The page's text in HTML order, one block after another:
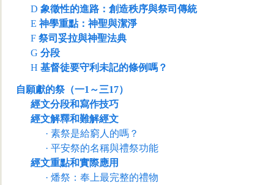
D 象徵性的進路：創造秩序與祭司傳統
E 神學重點：神聖與潔淨
F 祭司妥拉與神聖法典
G 分段
H 基督徒要守利未記的條例嗎？
自願獻的祭（一1～三17）
經文分段和寫作技巧
經文解釋和難解經文
· 素祭是給窮人的嗎？
· 平安祭的名稱與禮祭功能
經文重點和實際應用
· 燔祭：奉上最完整的禮物